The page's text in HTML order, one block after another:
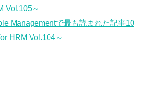
Vol.105～
Managementで最も読まれた記事10
HRM Vol.104～